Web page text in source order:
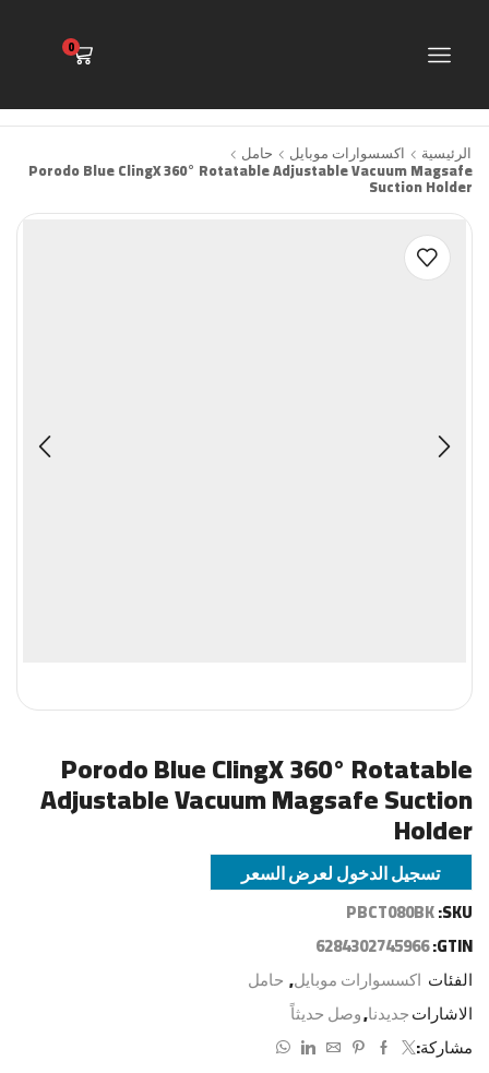
0
الرئيسية اكسسوارات موبايل حامل
Porodo Blue ClingX 360° Rotatable Adjustable Vacuum Magsafe
Suction Holder
Porodo Blue ClingX 360° Rotatable
Adjustable Vacuum Magsafe Suction
Holder
تسجيل الدخول لعرض السعر
SKU:
PBCT080BK
GTIN:
6284302745966
الفئات اكسسوارات موبايل, حامل
الاشاراتجديدنا,وصل حديثاً
مشاركة: